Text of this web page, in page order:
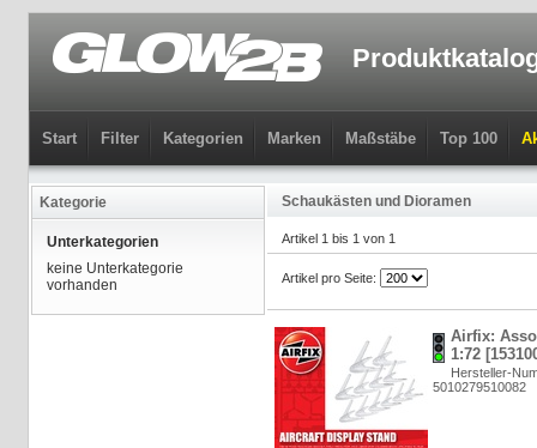
Start Filter Kategorien Marken Maßstäbe Top 100
Kategorie
Unterkategorien
keine Unterkategorie
vorhanden
Schaukästen und Dioramen
Artikel 1 bis 1 von 1
Artikel pro Seite:
Airfix:
1:72
Hersteller-
5010279510082